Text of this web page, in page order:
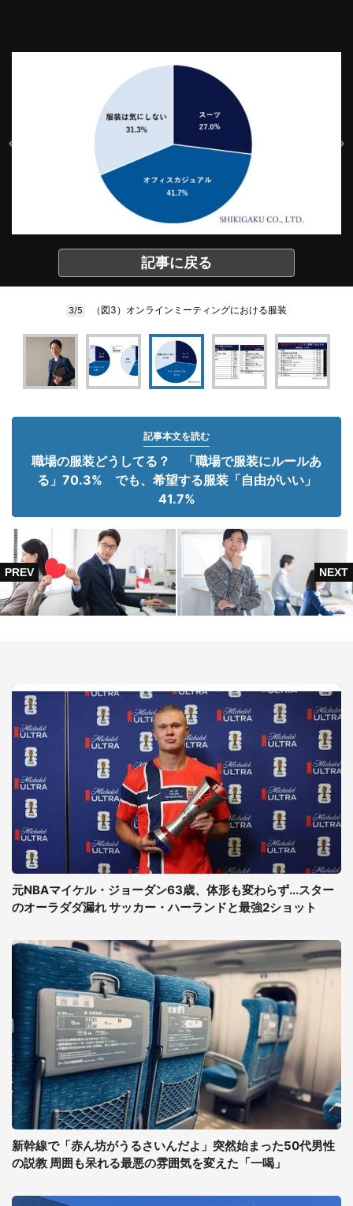
記事に戻る
3/5 （図3）オンラインミーティングにおける服装
記事本文を読む
職場の服装どうしてる？ 「職場で服装にルールあ
る」70.3% でも、希望する服装「自由がいい」
41.7%
元NBAマイケル・ジョーダン63歳、体形も変わらず...スター
のオーラダダ漏れ サッカー・ハーランドと最強2ショット
新幹線で「赤ん坊がうるさいんだよ」突然始まった50代男性
の説教 周囲も呆れる最悪の雰囲気を変えた「一喝」